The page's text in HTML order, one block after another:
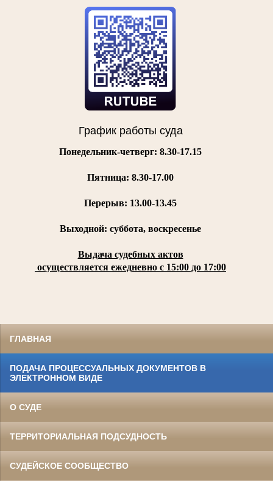
График работы суда
Понедельник-четверг: 8.30-17.15
Пятница: 8.30-17.00
Перерыв: 13.00-13.45
Выходной: суббота, воскресенье
Выдача судебных актов
осуществляется ежедневно с 15:00 до 17:00
ГЛАВНАЯ
ПОДАЧА ПРОЦЕССУАЛЬНЫХ ДОКУМЕНТОВ В
ЭЛЕКТРОННОМ ВИДЕ
О СУДЕ
ТЕРРИТОРИАЛЬНАЯ ПОДСУДНОСТЬ
СУДЕЙСКОЕ СООБЩЕСТВО